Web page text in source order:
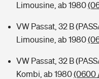
Limousine, ab 1980
VW Passat, 32 B
Limousine, ab 1980
VW Passat, 32 B
Kombi, ab 1980(0600